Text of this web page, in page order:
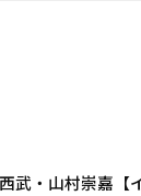
武・山村崇嘉【